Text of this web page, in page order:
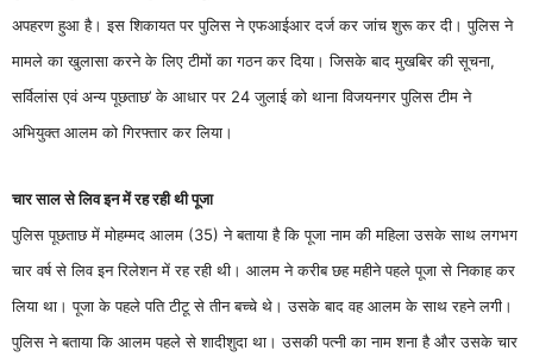
अपहरण हुआ है। इस शिकायत पर पुलिस ने एफआईआर दर्ज कर जांच शुरू कर दी। पुलिस ने
मामले का खुलासा करने के लिए टीमों का गठन कर दिया। जिसके बाद मुखबिर की सूचना,
सर्विलांस एवं अन्य पूछताछ’ के आधार पर 24 जुलाई को थाना विजयनगर पुलिस टीम ने
अभियुक्त आलम को गिरफ्तार कर लिया।
चार साल से लिव इन में रह रही थी पूजा
पुलिस पूछताछ में मोहम्मद आलम (35) ने बताया है कि पूजा नाम की महिला उसके साथ लगभग
चार वर्ष से लिव इन रिलेशन में रह रही थी। आलम ने करीब छह महीने पहले पूजा से निकाह कर
लिया था। पूजा के पहले पति टीटू से तीन बच्चे थे। उसके बाद वह आलम के साथ रहने लगी।
पुलिस ने बताया कि आलम पहले से शादीशुदा था। उसकी पत्नी का नाम शना है और उसके चार